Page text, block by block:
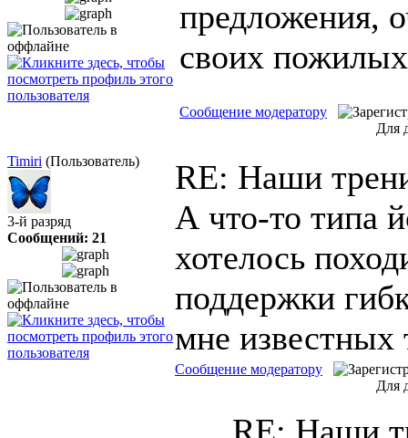
предложения,
своих
Сообщение модератору
Для
Timiri (Пользователь)
3-й разряд
Сообщений: 21
RE: Наши
А что-то типа
хотелось
поддержки
мне известных
Сообщение модератору
Для